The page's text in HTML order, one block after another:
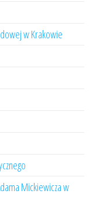
w Krakowie
Mickiewicza w